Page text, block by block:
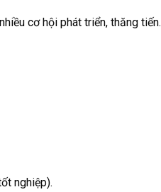
cơ hội phát triển, thăng tiến.
nghiệp).